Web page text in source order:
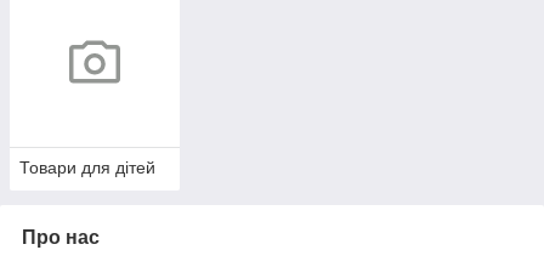
Товари для дітей
Про нас